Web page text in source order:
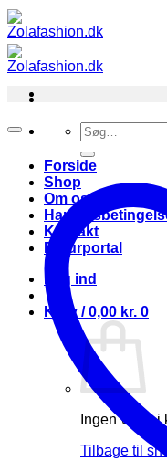
Fortsæt
til
indhold
Søg
efter:
Forside
Shop
Om os
Kontakt
Returportal
Log ind
Kurv /0,00 kr. 0
Ingen varer i
Tilbage til